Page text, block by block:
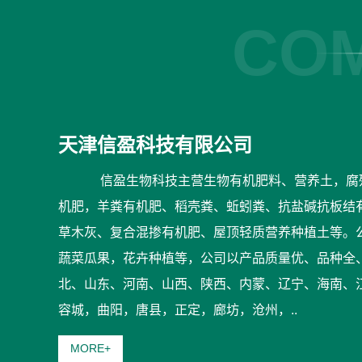
天津信盈科技有限公司
信盈生物科技主营生物有机肥料、营养土，
机肥，羊粪有机肥、稻壳粪、蚯蚓粪、抗盐碱抗板
草木灰、复合混掺有机肥、屋顶轻质营养种植土等
蔬菜瓜果，花卉种植等，公司以产品质量优、品种
北、山东、河南、山西、陕西、内蒙、辽宁、海南
容城，曲阳，唐县，正定，廊坊，沧州，..
MORE+